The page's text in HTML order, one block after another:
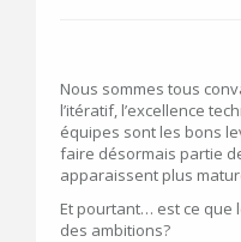
Et
Nous sommes tous
l’itératif, l’excellence
équipes sont les bons
faire désormais partie
apparaissent plus
Et pourtant… est ce que
des ambitions?